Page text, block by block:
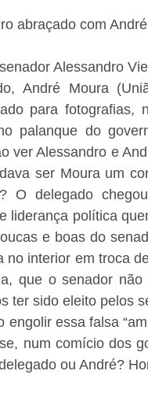
abraçado com
Alessandro
André Moura
para fotografias,
palanque do
ver Alessandro e
ser Moura um
O delegado
liderança política
e boas do
interior em troca
que o senador
ter sido eleito pelos
essa falsa
num comício dos
ou André?